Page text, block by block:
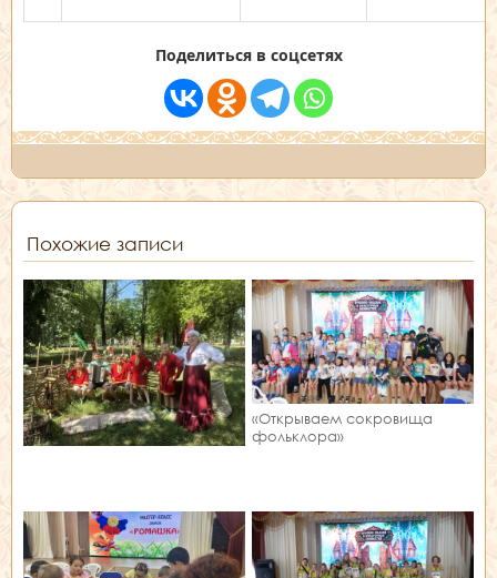
Поделиться в соцсетях
Похожие записи
«Открываем сокровища
фольклора»